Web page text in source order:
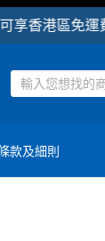
港區免運費！
款及細則